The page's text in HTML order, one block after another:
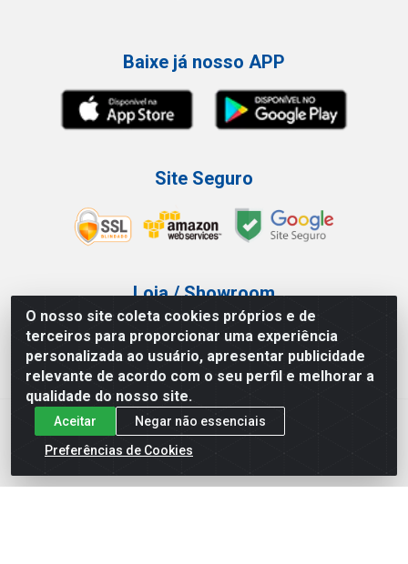
O nosso site coleta cookies próprios e de
terceiros para proporcionar uma experiência
personalizada ao usuário, apresentar publicidade
relevante de acordo com o seu perfil e melhorar a
qualidade do nosso site.
Aceitar
Negar não essenciais
Preferências de Cookies
Baixe já nosso APP
Site Seguro
Loja / Showroom
Tel.: (11) 3227-0546
Av Vautier, 587/597 - Pari - São Paulo/SP
Atef Distribuidora LTDA - Av. Vautier, 585/597 - Pari - São
Paulo/SP - CEP 03.032-000 - CNPJ 27.717.135/0001-29